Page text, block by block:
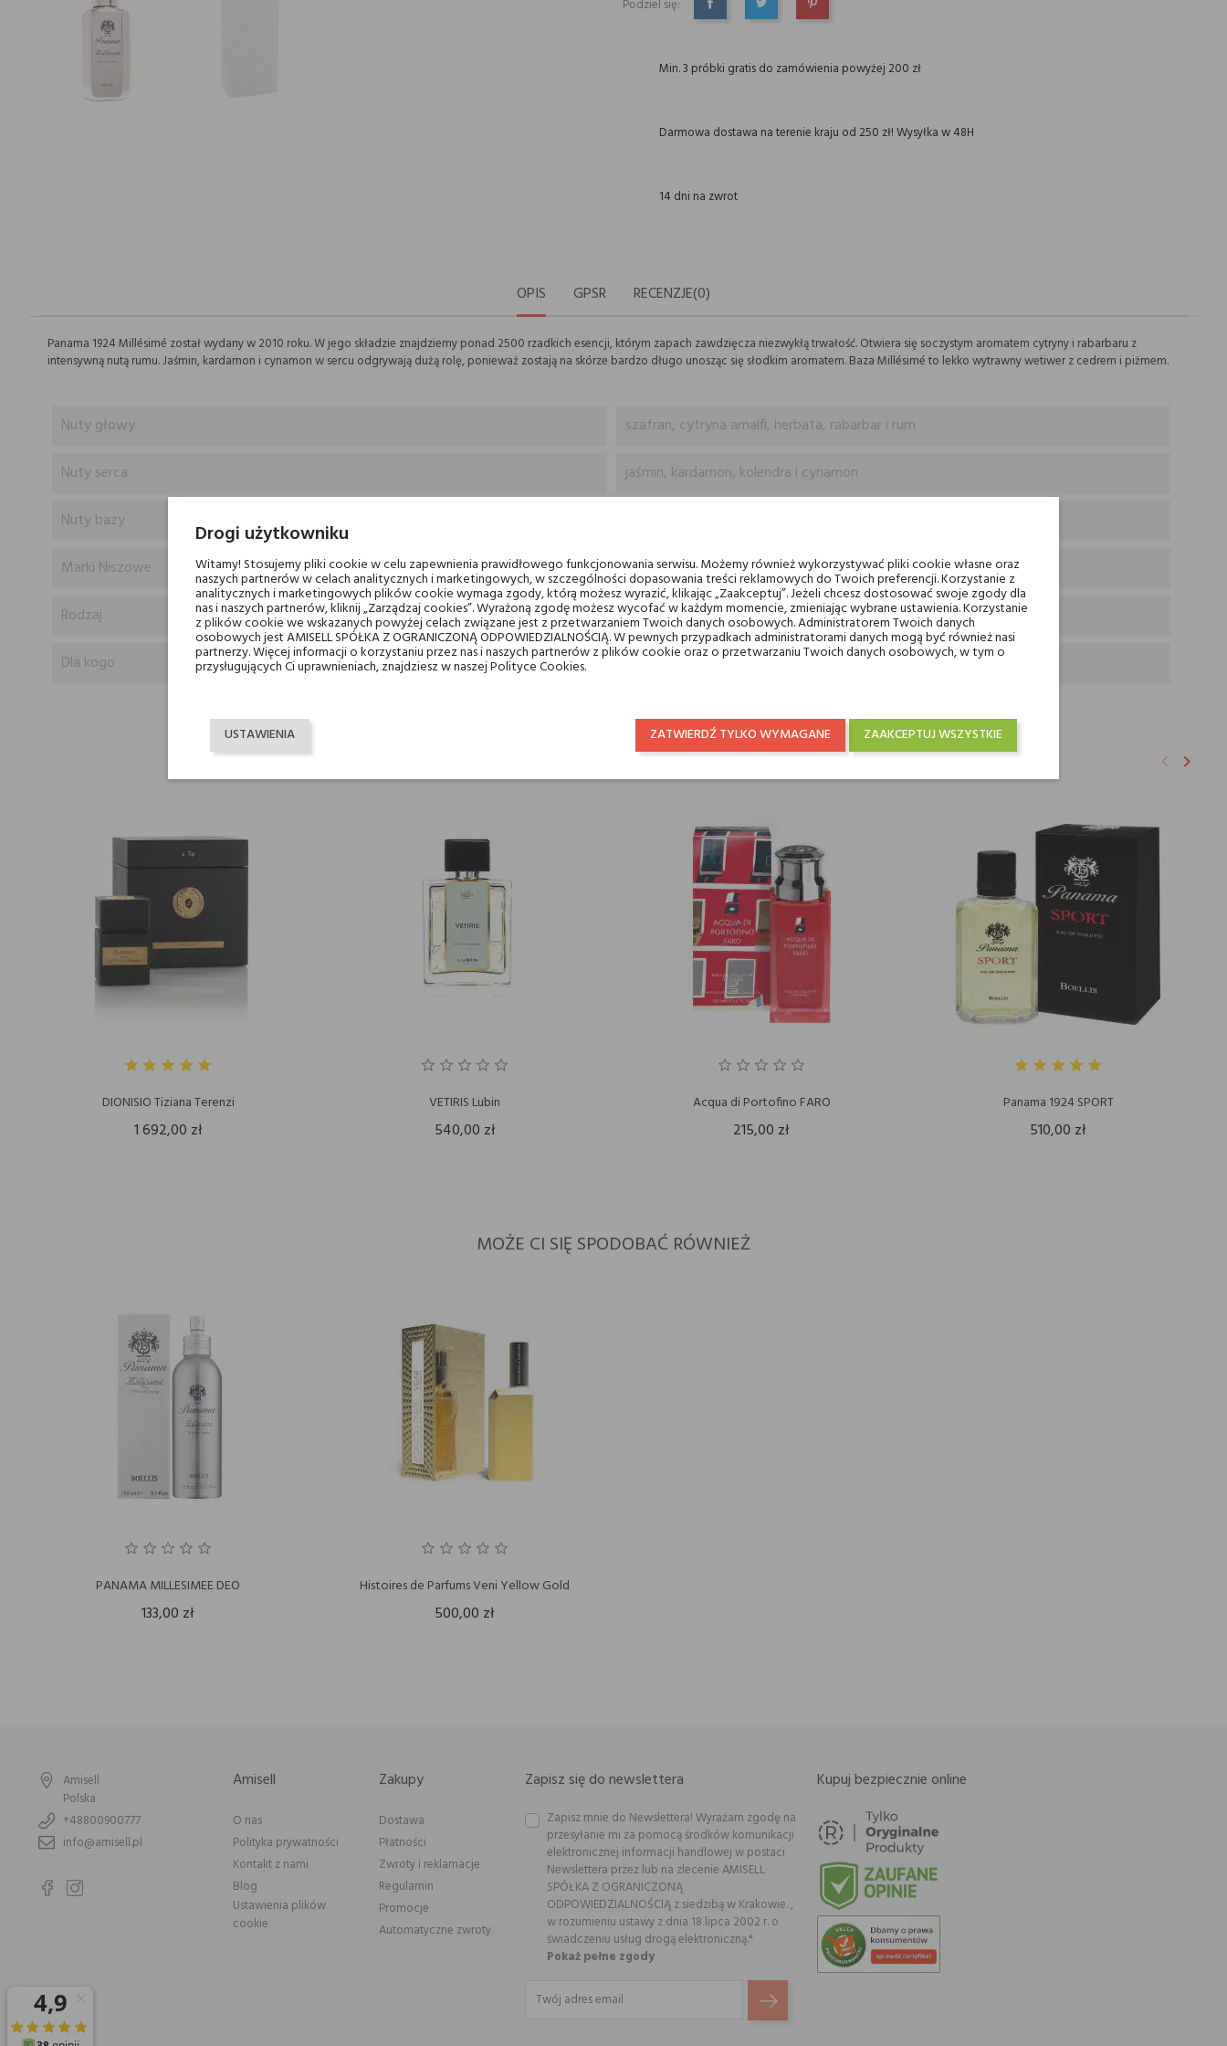
Podziel się:
UDOSTĘPNIJTWEETUJPINTEREST
Min. 3 próbki gratis do zamówienia powyżej 200 zł
Darmowa dostawa na terenie kraju od 250 zł! Wysyłka w 48H
14 dni na zwrot
OPIS GPSR RECENZJE(0)
Panama 1924 Millésimé został wydany w 2010 roku. W jego składzie znajdziemy ponad 2500 rzadkich esencji, którym zapach zawdzięcza niezwykłą trwałość. Otwiera się soczystym aromatem cytryny i rabarbaru z
intensywną nutą rumu. Jaśmin, kardamon i cynamon w sercu odgrywają dużą rolę, ponieważ zostają na skórze bardzo długo unosząc się słodkim aromatem. Baza Millésimé to lekko wytrawny wetiwer z cedrem i piżmem.
Nuty głowy
szafran, cytryna amalfi, herbata, rabarbar i rum
Nuty serca
jaśmin, kardamon, kolendra i cynamon
Nuty bazy
Marki Niszowe
Panama 1924
Rodzaj
wody toaletowe
Dla kogo
dla niego
KLIENCI, KTÓRZY KUPILI TEN PRODUKT, KUPILI TAKŻE: Poprzedni
keyboard_arrow_left keyboard_arrow_right
DIONISIO Tiziana Terenzi
1 692,00 zł
VETIRIS Lubin
540,00 zł
Acqua di Portofino FARO
215,00 zł
Panama 1924 SPORT
510,00 zł
MOŻE CI SIĘ SPODOBAĆ RÓWNIEŻ
PANAMA MILLESIMEE DEO
133,00 zł
Histoires de Parfums Veni Yellow Gold
500,00 zł
Amisell
Polska
+48800900777
info@amisell.pl
Amisell
O nas
Polityka prywatności
Kontakt z nami
Blog
Ustawienia plików
cookie
Zakupy
Dostawa
Płatności
Zwroty i reklamacje
Regulamin
Promocje
Automatyczne zwroty
Zapisz się do newslettera
Zapisz mnie do Newslettera! Wyrażam zgodę na
przesyłanie mi za pomocą środków komunikacji
elektronicznej informacji handlowej w postaci
Newslettera przez lub na zlecenie AMISELL
SPÓŁKA Z OGRANICZONĄ
ODPOWIEDZIALNOŚCIĄ z siedzibą w Krakowie. ,
w rozumieniu ustawy z dnia 18 lipca 2002 r. o
świadczeniu usług drogą elektroniczną.*
Pokaż pełne zgody
Kupuj bezpiecznie online
Drogi użytkowniku
Witamy! Stosujemy pliki cookie w celu zapewnienia prawidłowego funkcjonowania serwisu. Możemy również wykorzystywać pliki cookie własne oraz
naszych partnerów w celach analitycznych i marketingowych, w szczególności dopasowania treści reklamowych do Twoich preferencji. Korzystanie z
analitycznych i marketingowych plików cookie wymaga zgody, którą możesz wyrazić, klikając „Zaakceptuj”. Jeżeli chcesz dostosować swoje zgody dla
nas i naszych partnerów, kliknij „Zarządzaj cookies”. Wyrażoną zgodę możesz wycofać w każdym momencie, zmieniając wybrane ustawienia. Korzystanie
z plików cookie we wskazanych powyżej celach związane jest z przetwarzaniem Twoich danych osobowych. Administratorem Twoich danych
osobowych jest AMISELL SPÓŁKA Z OGRANICZONĄ ODPOWIEDZIALNOŚCIĄ. W pewnych przypadkach administratorami danych mogą być również nasi
partnerzy. Więcej informacji o korzystaniu przez nas i naszych partnerów z plików cookie oraz o przetwarzaniu Twoich danych osobowych, w tym o
przysługujących Ci uprawnieniach, znajdziesz w naszej Polityce Cookies.
USTAWIENIA ZAAKCEPTUJ WSZYSTKIE
ZATWIERDŹ TYLKO WYMAGANE